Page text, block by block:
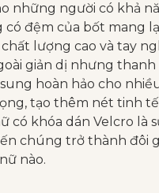
những người có khả
đệm của bốt mang
lượng cao và tay
giản dị nhưng
hoàn hảo cho
tạo thêm nét tinh
có khóa dán Velcro là
chúng trở thành đôi
nào.